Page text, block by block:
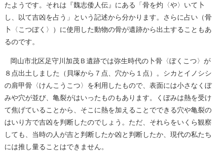
たようです。それは『魏志倭人伝』にある「骨を灼〈や〉いて卜
し、以て吉凶を占う」という記述から分かります。さらに占い（骨
卜〈こつぼく〉）に使用した動物の骨が遺跡から出土することもあ
るのです。
岡山市北区足守川加茂Ｂ遺跡では弥生時代の卜骨〈ぼくこつ〉が
８点出土しました（貝塚から７点、穴から１点）。シカとイノシシ
の肩甲骨〈けんこうこつ〉を利用したもので、表面には小さなくぼ
みや穴が並び、亀裂がはいったものもあります。くぼみは熱を受け
て焦げていることから、そこに熱を加えることでできる穴や亀裂の
はいり方で吉凶を判断したのでしょう。ただ、それらをいくら観察
しても、当時の人が吉と判断したか凶と判断したか、現代の私たち
には推し量ることはできません。